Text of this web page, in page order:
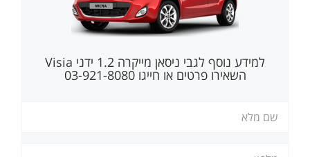
למידע נוסף לגבי ניסאן מייקרה 1.2 ידני Visia
השאירו פרטים או חייגו 03-921-8080